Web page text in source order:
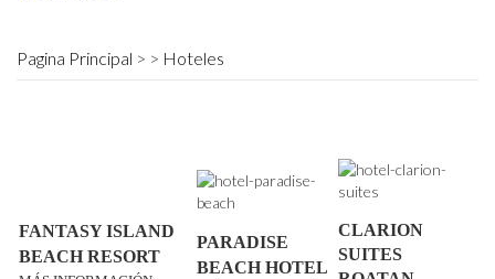
Pagina Principal Hoteles
FANTASY ISLAND
BEACH RESORT
PARADISE
BEACH HOTEL
CLARION
SUITES